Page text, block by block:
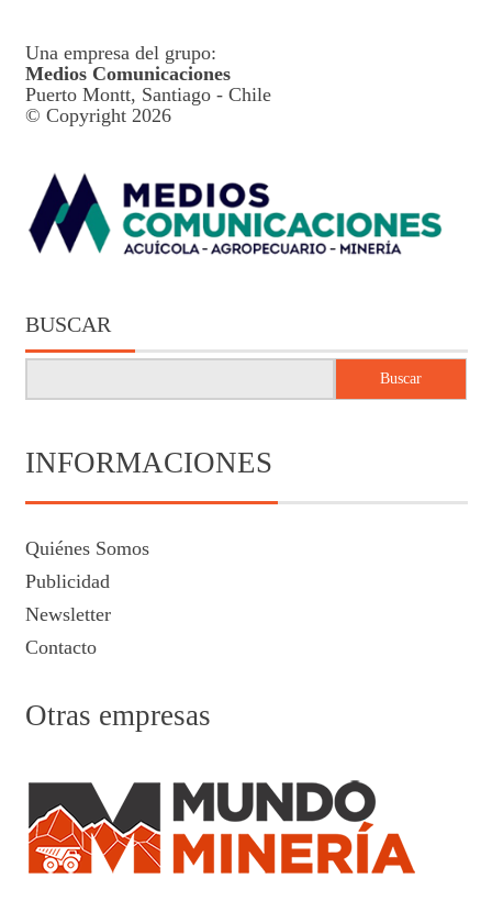
Una empresa del grupo:
Medios Comunicaciones
Puerto Montt, Santiago - Chile
© Copyright 2026
BUSCAR
Buscar
INFORMACIONES
Quiénes Somos
Publicidad
Newsletter
Contacto
Otras empresas